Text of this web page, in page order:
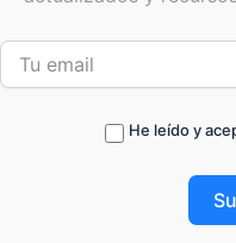
He leído y